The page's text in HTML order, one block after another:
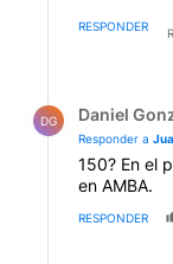
RESPONDER
DG Daniel
Responder a
150? En el
en AMBA.
RESPONDER